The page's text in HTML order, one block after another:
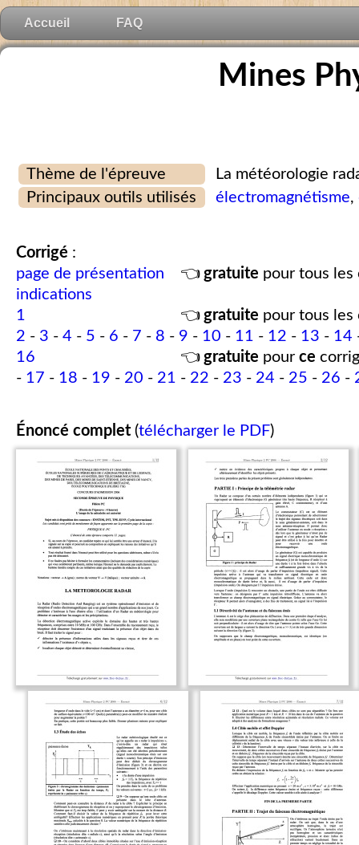
Accueil FAQ
Mines
Thème de l'épreuve
La météorologie
Principaux outils utilisés
électromagnétisme,
Corrigé :
page de présentation
👈 gratuite pour tous les
indications
1
👈 gratuite pour tous les
2 - 3 - 4 - 5 - 6 - 7 - 8 - 9 - 10 - 11 - 12 - 13 - 14
16
👈 gratuite pour ce
- 17 - 18 - 19 - 20 - 21 - 22 - 23 - 24 - 25 - 26 -
Énoncé complet (télécharger le PDF)